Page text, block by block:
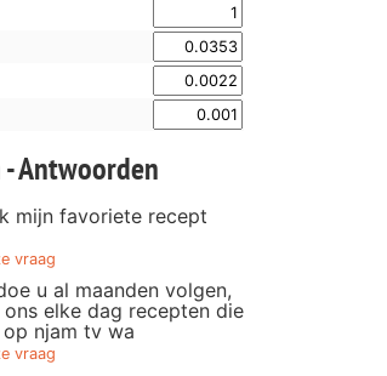
Antwoorden
mijn favoriete recept
vraag
u al maanden volgen,
elke dag recepten die
njam tv wa
vraag